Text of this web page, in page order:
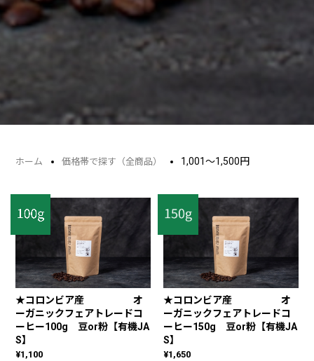
ホーム 価格帯で探す（全商品） 1,001～1,500円
★コロンビア産 オ
ーガニックフェアトレードコ
ーヒー100g 豆or粉【有機JA
S】
¥1,100
★コロンビア産 オ
ーガニックフェアトレードコ
ーヒー150g 豆or粉【有機JA
S】
¥1,650